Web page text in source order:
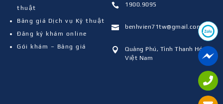
thuật
Bảng giá Dịch vụ Kỹ thuật
Đăng ký khám online
Gói khám – Bảng giá
 1900.9095
 benhvien71tw@gmail.com

Quảng Phú, Tỉnh Thanh Hóa,
Việt Nam